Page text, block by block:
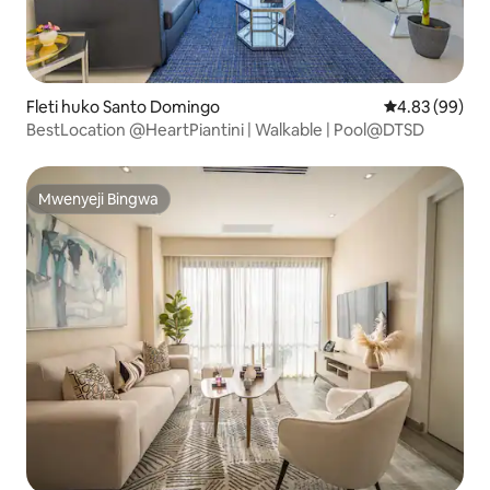
Fleti huko Santo Domingo Ukadiriaji wa
4.83 (99)
BestLocation @HeartPiantini | Walkable | Pool@DTSD
Mwenyeji Bingwa
Mwenyeji Bingwa